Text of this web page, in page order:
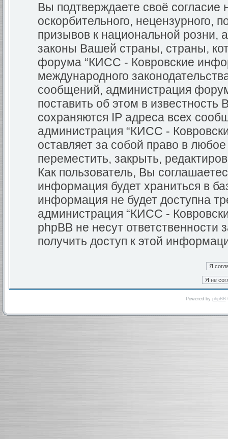
Вы подтверждаете своё
оскорбительного, нецензурного,
призывов к национальной
законы Вашей страны, страны,
форума “КИСС - Ковровские
международного
сообщений, администрация
поставить об этом в
сохраняются IP адреса всех
администрация “КИСС -
оставляет за собой право в
переместить, закрыть,
Как пользователь, Вы
информация будет храниться в
информация не будет доступна
администрация “КИСС -
phpBB не несут ответственности
получить доступ к этой
Powered by phpBB